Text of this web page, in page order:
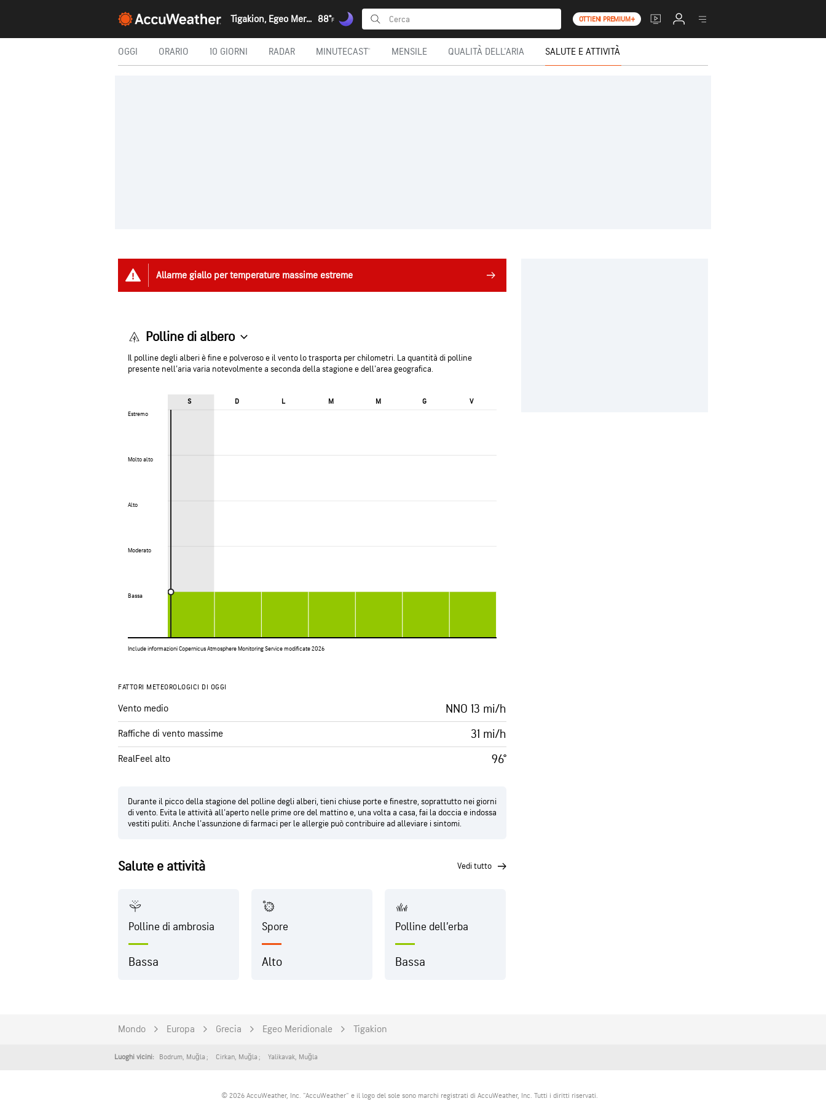
Tigakion, Egeo Meridionale 88°F OTTIENI PREMIUM+
OGGI ORARIO 10 GIORNI RADAR MINUTECAST® MENSILE QUALITÀ DELL'ARIA SALUTE E ATTIVITÀ
Allarme giallo per temperature massime estreme
Polline di albero
Il polline degli alberi è fine e polveroso e il vento lo trasporta per chilometri. La quantità di polline
presente nell'aria varia notevolmente a seconda della stagione e dell'area geografica.
Estremo
Molto alto
Alto
Moderato
Bassa
S D L M M G V
Estremo
Molto alto
Alto
Moderato
Bassa
Include informazioni Copernicus Atmosphere Monitoring Service modificate 2026
FATTORI METEOROLOGICI DI OGGI
Vento medio NNO 13 mi/h
Raffiche di vento massime 31 mi/h
RealFeel alto 96°
Durante il picco della stagione del polline degli alberi, tieni chiuse porte e finestre, soprattutto nei giorni
di vento. Evita le attività all'aperto nelle prime ore del mattino e, una volta a casa, fai la doccia e indossa
vestiti puliti. Anche l'assunzione di farmaci per le allergie può contribuire ad alleviare i sintomi.
Salute e attività vedi tutto
Polline di ambrosia
Bassa
Spore
Alto
Polline dell’erba
Bassa
Mondo Europa Grecia Egeo Meridionale Tigakion
Luoghi vicini: Bodrum, Muğla Cirkan, Muğla Yalikavak, Muğla
© 2026 AccuWeather, Inc. "AccuWeather" e il logo del sole sono marchi registrati di AccuWeather, Inc. Tutti i diritti riservati.